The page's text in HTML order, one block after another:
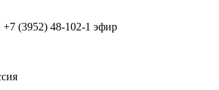
+7 (3952) 48-102-1 эфир